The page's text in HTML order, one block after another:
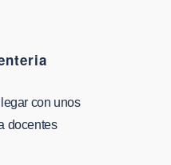
con unos
docentes